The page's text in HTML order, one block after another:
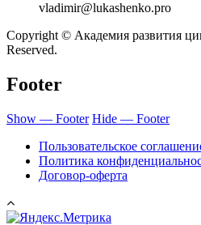
vladimir@lukashenko.pro
Copyright © Академия развития
Reserved.
Footer
Show — Footer Hide — Footer
Пользовательское
Политика
Договор-оферта